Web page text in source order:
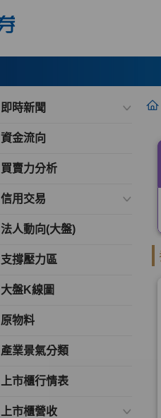
即時新聞
資金流向
買賣力分析
信用交易
法人動向(大盤)
支撐壓力區
大盤K線圖
原物料
產業景氣分類
上市櫃行情表
上市櫃營收